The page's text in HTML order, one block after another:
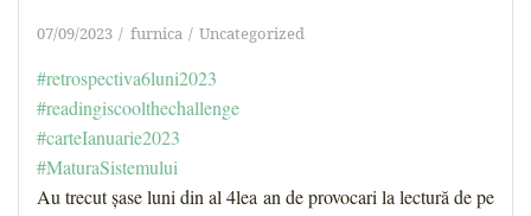
07/09/2023 furnica Uncategorized
#retrospectiva6luni2023
#readingiscoolthechallenge
#carteIanuarie2023
#MaturaSistemului
Au trecut șase luni din al 4lea an de provocari la lectură de pe